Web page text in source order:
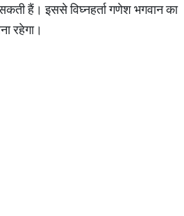
हैं। इससे विघ्नहर्ता गणेश भगवान का
रहेगा।